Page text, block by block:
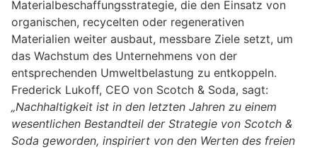
Materialbeschaffungsstrategie, die den Einsatz von
organischen, recycelten oder regenerativen
Materialien weiter ausbaut, messbare Ziele setzt, um
das Wachstum des Unternehmens von der
entsprechenden Umweltbelastung zu entkoppeln.
Frederick Lukoff, CEO von Scotch & Soda, sagt:
„Nachhaltigkeit ist in den letzten Jahren zu einem
wesentlichen Bestandteil der Strategie von Scotch &
Soda geworden, inspiriert von den Werten des freien